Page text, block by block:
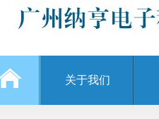
关于我们